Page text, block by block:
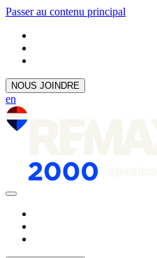
Passer au contenu principal
NOUS JOINDRE
en